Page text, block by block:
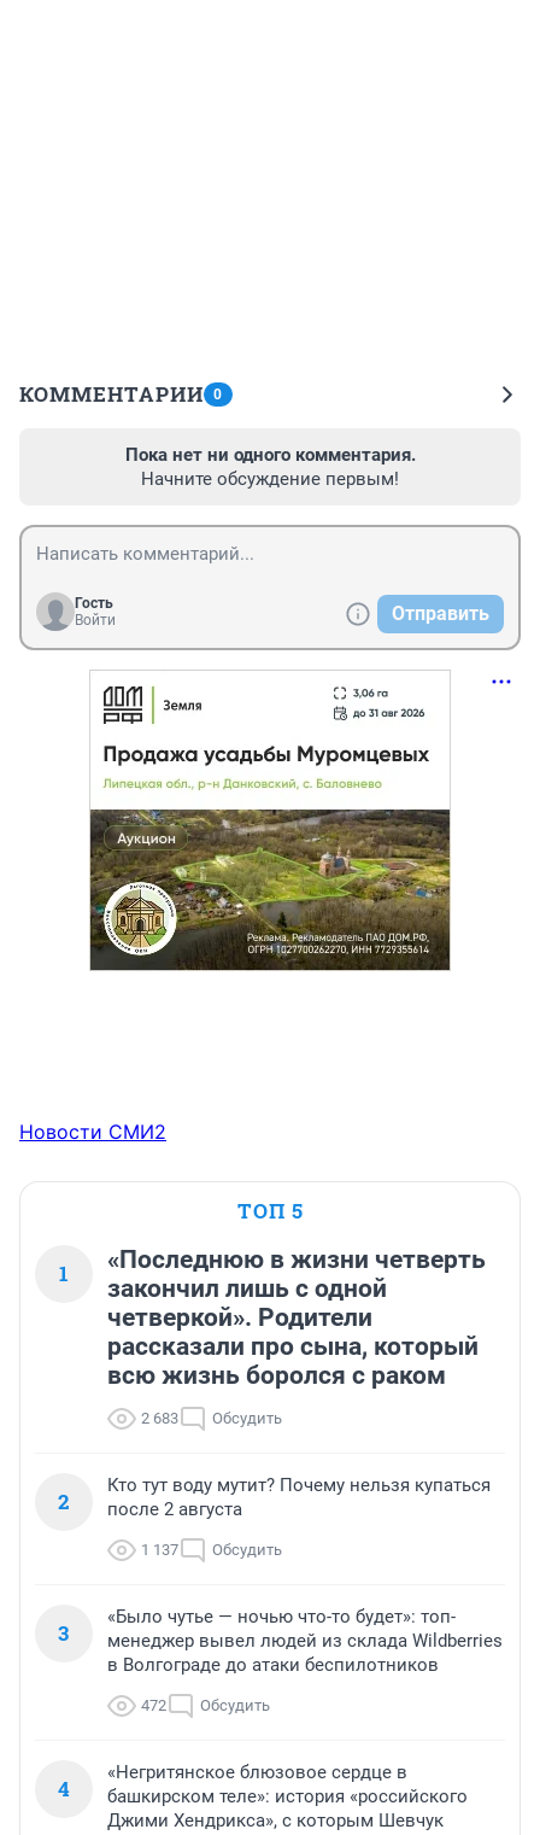
КОММЕНТАРИИ 0
Пока нет ни одного комментария.
Начните обсуждение первым!
Гость
Войти
Отправить
Новости СМИ2
ТОП 5
1
«Последнюю в жизни четверть
закончил лишь с одной
четверкой». Родители
рассказали про сына, который
всю жизнь боролся с раком
2 683 Обсудить
2
Кто тут воду мутит? Почему нельзя купаться
после 2 августа
1 137 Обсудить
3
«Было чутье — ночью что-то будет»: топ-
менеджер вывел людей из склада Wildberries
в Волгограде до атаки беспилотников
472 Обсудить
4
«Негритянское блюзовое сердце в
башкирском теле»: история «российского
Джими Хендрикса», с которым Шевчук